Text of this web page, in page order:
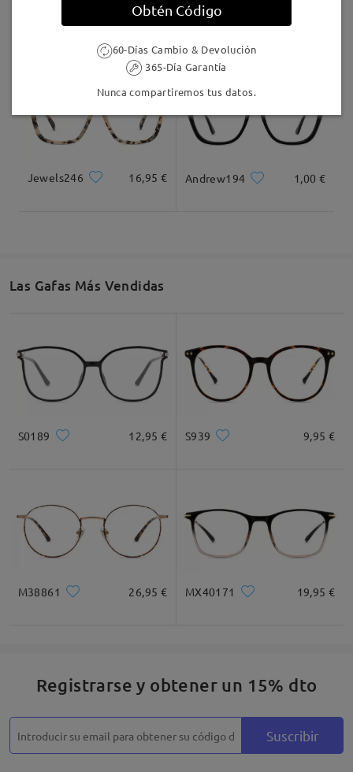
LKFS3656R 8,00 € MT37644
Jewels246 16,95 € Andrew194 1,00 €
Las Gafas Más Vendidas
S0189 12,95 € S939 9,95 €
M38861 26,95 € MX40171 19,95 €
Registrarse y obtener un 15% dto
Suscribir
Obtén Código
60-Días Cambio & Devolución
365-Día Garantía
Nunca compartiremos tus datos.